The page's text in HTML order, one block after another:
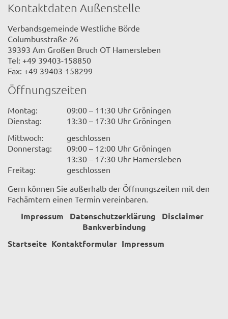
Kontaktdaten Außenstelle
Verbandsgemeinde Westliche Börde
Columbusstraße 26
39393 Am Großen Bruch OT Hamersleben
Tel: +49 39403-158850
Fax: +49 39403-158299
Öffnungszeiten
Montag:
09:00 – 11:30 Uhr Gröningen
Dienstag:
13:30 – 17:30 Uhr Gröningen
Mittwoch:
geschlossen
Donnerstag:
09:00 – 12:00 Uhr Gröningen
13:30 – 17:30 Uhr Hamersleben
Freitag:
geschlossen
Gern können Sie außerhalb der Öffnungszeiten mit den
Fachämtern einen Termin vereinbaren.
Impressum Datenschutzerklärung
Disclaimer
Bankverbindung
Startseite Kontaktformular Impressum